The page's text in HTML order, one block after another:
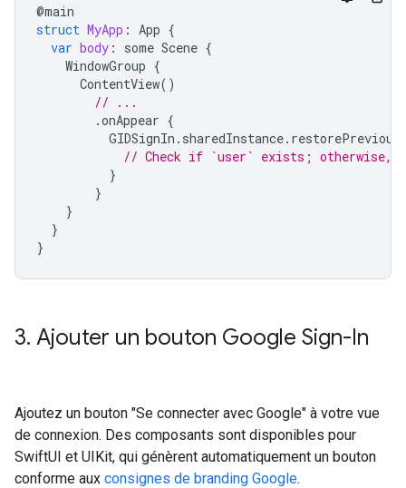
@main
struct MyApp : App {
var body : some Scene {
WindowGroup {
ContentView()
// ...
.onAppear {
GIDSignIn . sharedInstance.
// Check if `user` exists; otherwise,
}
}
}
}
}
3. Ajouter un bouton Google Sign-In
Ajoutez un bouton "Se connecter avec Google" à votre vue
de connexion. Des composants sont disponibles pour
SwiftUI et UIKit, qui génèrent automatiquement un bouton
conforme aux consignes de branding Google.